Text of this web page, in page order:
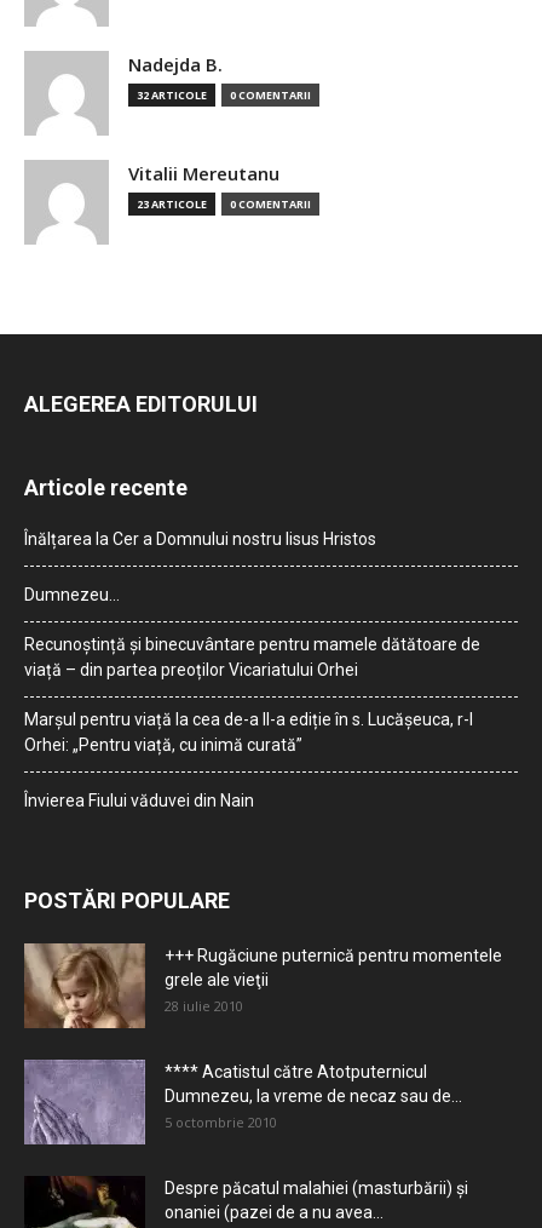
Nadejda B.
32 ARTICOLE 0 COMENTARII
Vitalii Mereutanu
23 ARTICOLE 0 COMENTARII
ALEGEREA EDITORULUI
Articole recente
Înălțarea la Cer a Domnului nostru Iisus Hristos
Dumnezeu…
Recunoștință și binecuvântare pentru mamele dătătoare de
viață – din partea preoților Vicariatului Orhei
Marșul pentru viață la cea de-a II-a ediție în s. Lucășeuca, r-l
Orhei: „Pentru viață, cu inimă curată”
Învierea Fiului văduvei din Nain
POSTĂRI POPULARE
+++ Rugăciune puternică pentru momentele
grele ale vieţii
28 iulie 2010
**** Acatistul către Atotputernicul
Dumnezeu, la vreme de necaz sau de...
5 octombrie 2010
Despre păcatul malahiei (masturbării) şi
onaniei (pazei de a nu avea...